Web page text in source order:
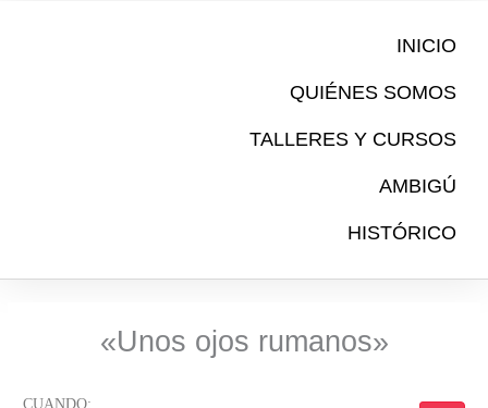
INICIO
QUIÉNES SOMOS
TALLERES Y CURSOS
AMBIGÚ
HISTÓRICO
«Unos ojos rumanos»